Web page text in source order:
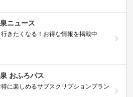
ニュース
きたくなる！お得な情報を掲載中
おふろパス
に楽しめるサブスクリプションプラン